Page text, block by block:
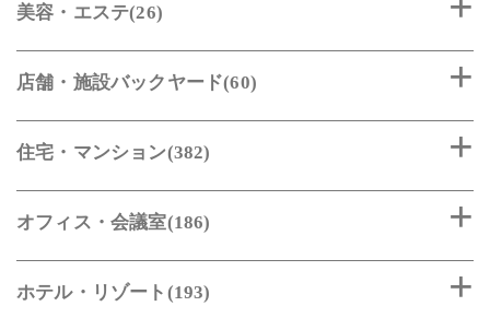
美容・エステ(26)
店舗・施設バックヤード(60)
住宅・マンション(382)
オフィス・会議室(186)
ホテル・リゾート(193)